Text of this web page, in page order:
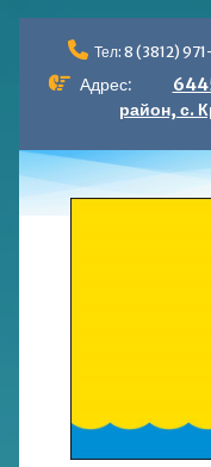
содержимому
Тел: 8 (3812)
Адрес:
район, с.